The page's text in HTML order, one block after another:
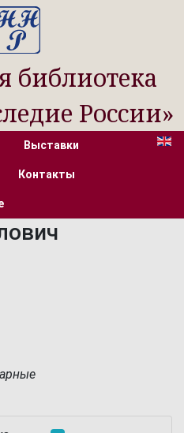
библиотека
России»
Выставки
Контакты